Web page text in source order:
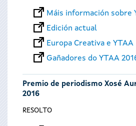
Máis información sobre
Edición actual
Europa Creativa e YTAA
Gañadores do YTAA
Premio de periodismo Xosé
2016
RESOLTO